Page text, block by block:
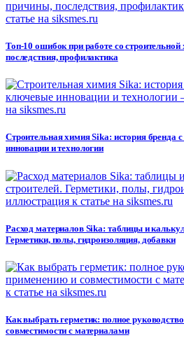
Топ-10 ошибок при работе со
последствия, профилактика
Строительная химия Sika: история бренда
инновации и технологии
Расход материалов Sika: таблицы и
Герметики, полы, гидроизоляция, добавки
Как выбрать герметик: полное
совместимости с материалами